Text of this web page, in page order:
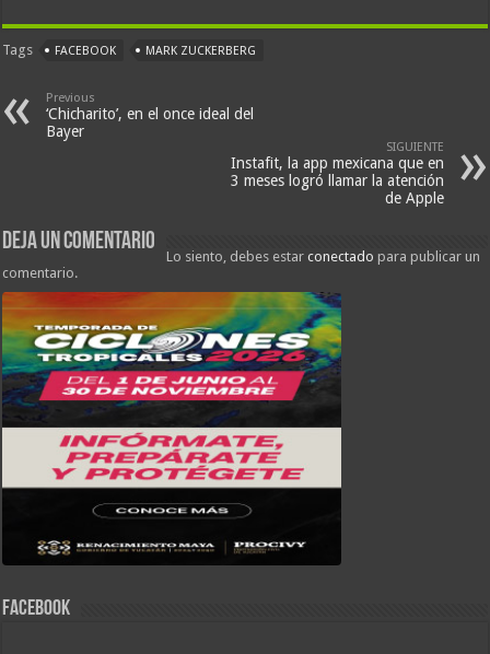
Tags FACEBOOK MARK ZUCKERBERG
Previous
‘Chicharito’, en el once ideal del
Bayer
SIGUIENTE
Instafit, la app mexicana que en
3 meses logró llamar la atención
de Apple
Deja un comentario
Lo siento, debes estarconectado para publicar un
comentario.
FACEBOOK